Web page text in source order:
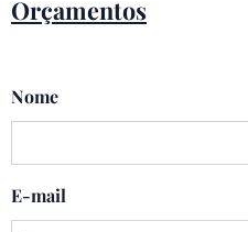
Orçamentos
Nome
E-mail